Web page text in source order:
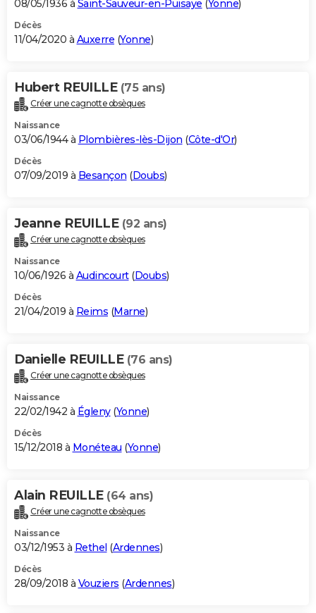
08/05/1936 à Saint-Sauveur-en-Puisaye (Yonne)
Décès
11/04/2020 à Auxerre (Yonne)
Hubert REUILLE (75 ans)
Créer une cagnotte obsèques
Naissance
03/06/1944 à Plombières-lès-Dijon (Côte-d'Or)
Décès
07/09/2019 à Besançon (Doubs)
Jeanne REUILLE (92 ans)
Créer une cagnotte obsèques
Naissance
10/06/1926 à Audincourt(Doubs)
Décès
21/04/2019 à Reims (Marne)
Danielle REUILLE (76 ans)
Créer une cagnotte obsèques
Naissance
22/02/1942 à Égleny(Yonne)
Décès
15/12/2018 à Monéteau (Yonne)
Alain REUILLE (64 ans)
Créer une cagnotte obsèques
Naissance
03/12/1953 à Rethel (Ardennes)
Décès
28/09/2018 à Vouziers (Ardennes)